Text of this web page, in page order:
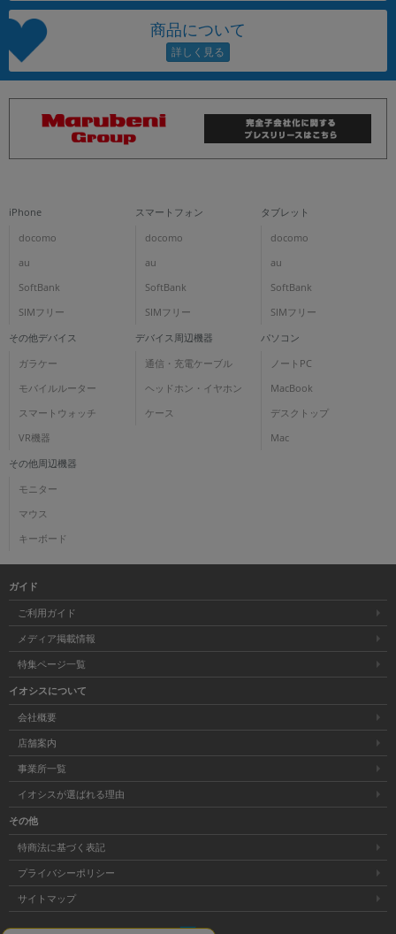
商品について
iPhone
docomo
au
SoftBank
SIMフリー
スマートフォン
docomo
au
SoftBank
SIMフリー
タブレット
docomo
au
SoftBank
SIMフリー
その他デバイス
ガラケー
モバイルルーター
スマートウォッチ
VR機器
デバイス周辺機器
通信・充電ケーブル
ヘッドホン・イヤホン
ケース
パソコン
ノートPC
MacBook
デスクトップ
Mac
その他周辺機器
モニター
マウス
キーボード
ガイド
ご利用ガイド
メディア掲載情報
特集ページ一覧
イオシスについて
会社概要
店舗案内
事業所一覧
イオシスが選ばれる理由
その他
特商法に基づく表記
プライバシーポリシー
サイトマップ